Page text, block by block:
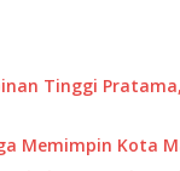
Tinggi
Memimpin Kota